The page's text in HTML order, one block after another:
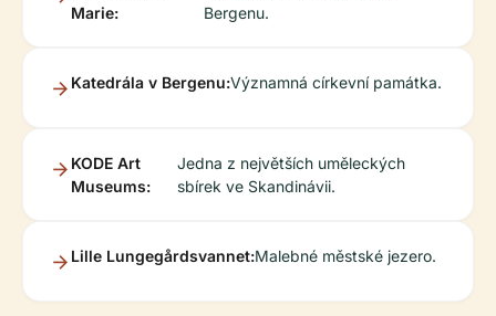
Marie:
Bergenu.
Katedrála v Bergenu:Významná církevní památka.
KODE Art
Museums:
Jedna z největších uměleckých
sbírek ve Skandinávii.
Lille Lungegårdsvannet:Malebné městské jezero.